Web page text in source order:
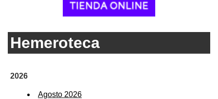
Hemeroteca
2026
Agosto 2026